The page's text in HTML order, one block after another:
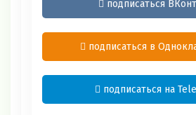
подписаться
подписаться в
подписаться на